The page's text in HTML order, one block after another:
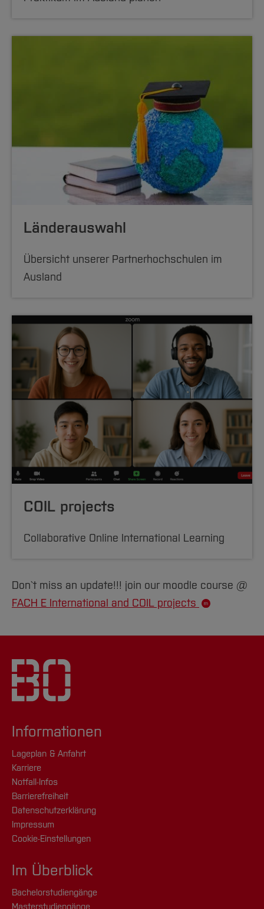
Länderauswahl
Übersicht unserer Partnerhochschulen im
Ausland
COIL projects
Collaborative Online International Learning
Don`t miss an update!!! join our moodle course @
FACH E International and COIL projects
Informationen
Lageplan & Anfahrt
Karriere
Notfall-Infos
Barrierefreiheit
Datenschutzerklärung
Impressum
Cookie-Einstellungen
Im Überblick
Bachelorstudiengänge
Masterstudiengänge